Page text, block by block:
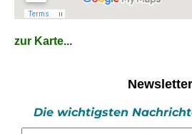
zur Karte...
Newsletter
Die wichtigsten